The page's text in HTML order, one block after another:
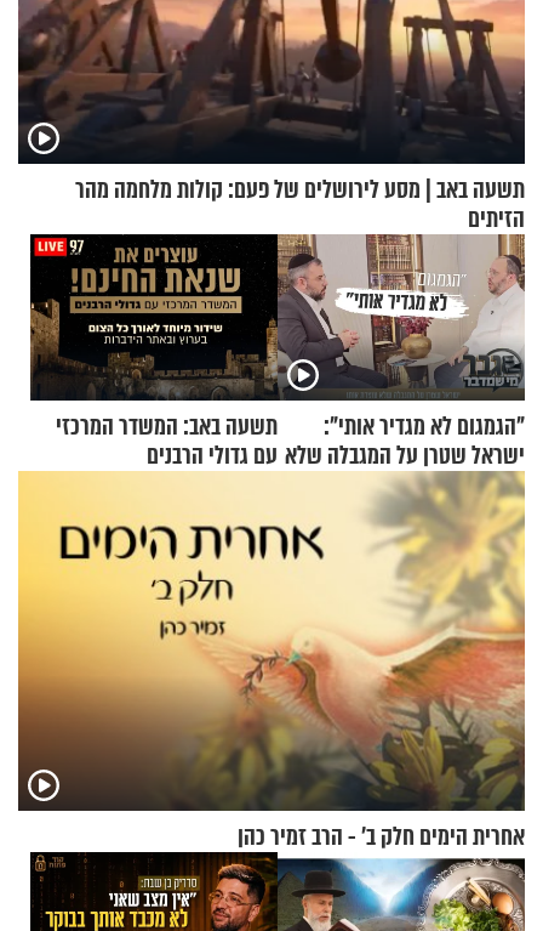
תשעה באב | מסע לירושלים של פעם: קולות מלחמה מהר
הזיתים
"הגמגום לא מגדיר אותי":
ישראל שטרן על המגבלה שלא
עוצרת אותו
תשעה באב: המשדר המרכזי
עם גדולי הרבנים
אחרית הימים חלק ב’ - הרב זמיר כהן